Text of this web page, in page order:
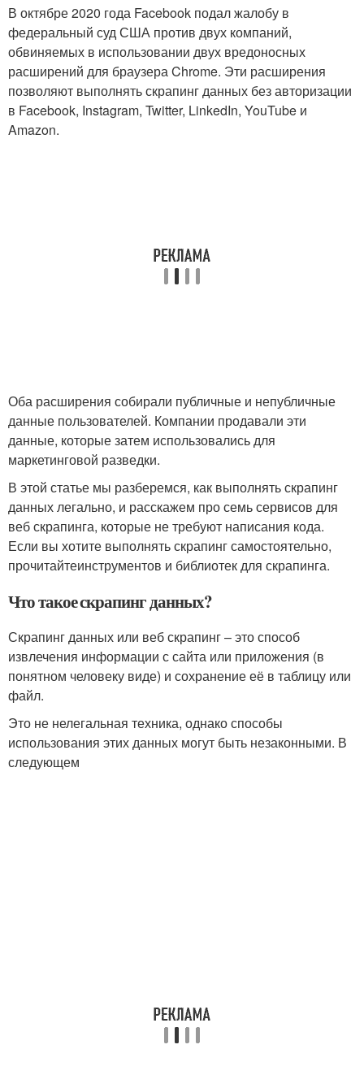
В октябре 2020 года Facebook подал жалобу в
федеральный суд США против двух компаний,
обвиняемых в использовании двух вредоносных
расширений для браузера Chrome. Эти расширения
позволяют выполнять скрапинг данных без авторизации
в Facebook, Instagram, Twitter, LinkedIn, YouTube и
Amazon.
Оба расширения собирали публичные и непубличные
данные пользователей. Компании продавали эти
данные, которые затем использовались для
маркетинговой разведки.
В этой статье мы разберемся, как выполнять скрапинг
данных легально, и расскажем про семь сервисов для
веб скрапинга, которые не требуют написания кода.
Если вы хотите выполнять скрапинг самостоятельно,
прочитайтеинструментов и библиотек для скрапинга.
Что такое скрапинг данных?
Скрапинг данных или веб скрапинг – это способ
извлечения информации с сайта или приложения (в
понятном человеку виде) и сохранение её в таблицу или
файл.
Это не нелегальная техника, однако способы
использования этих данных могут быть незаконными. В
следующем